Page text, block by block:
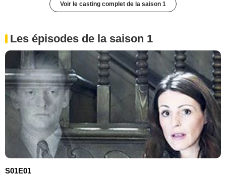
Voir le casting complet de la saison 1
Les épisodes de la saison 1
S01E01